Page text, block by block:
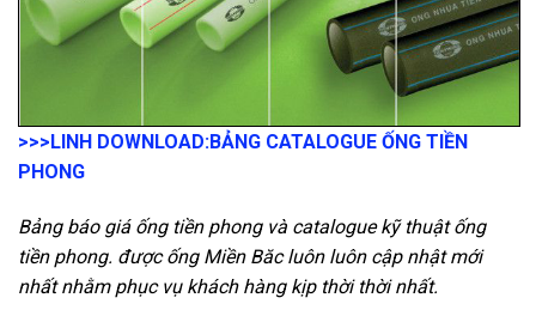
>>>LINH DOWNLOAD:BẢNG CATALOGUE ỐNG TIỀN
PHONG
Bảng báo giá ống tiền phong và catalogue kỹ thuật ống
tiền phong. được ống Miền Băc luôn luôn cập nhật mới
nhất nhằm phục vụ khách hàng kịp thời thời nhất.